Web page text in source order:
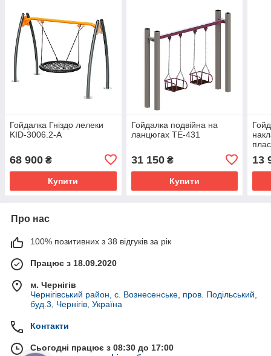
Гойдалка Гніздо лелеки
KID-3006.2-А
68 900 ₴
Купити
Гойдалка подвійна на
ланцюгах TE-431
31 150₴
Купити
13
Про нас
100% позитивних з 38 відгуків за рік
Працює з 18.09.2020
м. Чернігів
Чернігівський район, с. Вознесенське, пров. Подільський,
буд.3, Чернігів, Україна
Контакти
Сьогодні працює з 08:30 до 17:00